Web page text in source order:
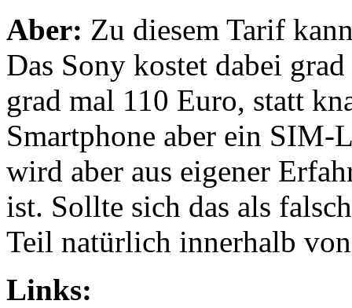
Aber: Zu diesem Tarif
Das Sony kostet dabei
grad mal 110 Euro, statt
Smartphone aber ein
wird aber aus eigener
ist. Sollte sich das als
Teil natürlich innerhalb
Links: